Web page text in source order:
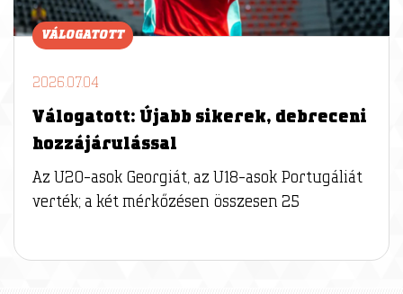
VÁLOGATOTT
2026.07.04
Válogatott: Újabb sikerek, debreceni
hozzájárulással
Az U20-asok Georgiát, az U18-asok Portugáliát
verték; a két mérkőzésen összesen 25